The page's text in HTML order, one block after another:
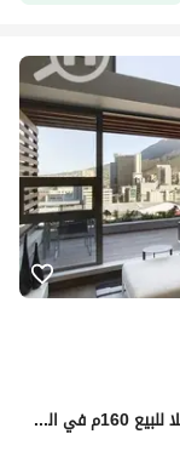
بالتقسيط المريح وبمقدم 577 الف امتلك سكاى فيلا للبيع 160م في الشيخ زايد في كمبوند لا جوى هافر دقايق من وصله دهشور وسط ارقي الكمبوندات